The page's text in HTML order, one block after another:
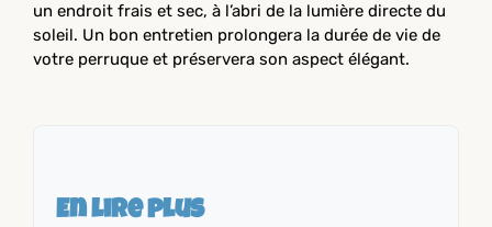
un endroit frais et sec, à l’abri de la lumière directe du
soleil. Un bon entretien prolongera la durée de vie de
votre perruque et préservera son aspect élégant.
En lire plus